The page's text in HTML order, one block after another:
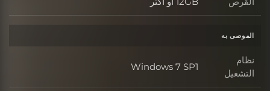
الموصى به
نظام
التشغيل
Windows 7 SP1